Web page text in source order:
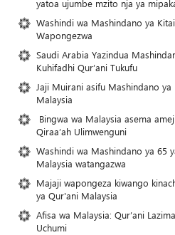
yatoa ujumbe mzito nja ya
Washindi wa Mashindano ya
Wapongezwa
Saudi Arabia Yazindua
Kuhifadhi Qur’ani Tukufu
Jaji Muirani asifu Mashindano ya
Malaysia
Bingwa wa Malaysia asema
Qiraa’ah Ulimwenguni
Washindi wa Mashindano ya 65
Malaysia watangazwa
Majaji wapongeza kiwango
ya Qur'ani Malaysia
Afisa wa Malaysia: Qur’ani
Uchumi